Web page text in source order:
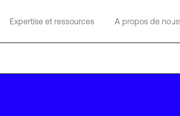
Expertise et ressources A propos de nous